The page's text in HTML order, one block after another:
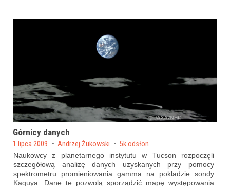
Górnicy danych
Posted on
1 lipca 2009 by Andrzej Żukowski 5k odsłon
Naukowcy z planetarnego instytutu w Tucson rozpoczęli
szczegółową analizę danych uzyskanych przy pomocy
spektrometru promieniowania gamma na pokładzie sondy
Kaguya. Dane te pozwolą sporządzić mapę występowania